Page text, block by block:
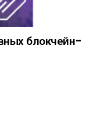
блокчейн-